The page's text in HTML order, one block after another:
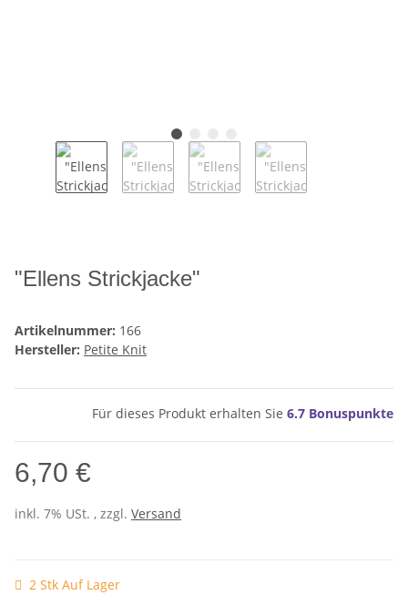
"Ellens Strickjacke"
Artikelnummer: 166
Hersteller: Petite Knit
Für dieses Produkt erhalten Sie 6.7 Bonuspunkte
6,70 €
inkl. 7% USt. , zzgl. Versand
2 Stk Auf Lager